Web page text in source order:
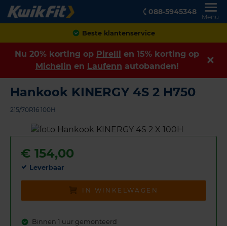
088-5945348
Menu
Achteraf betalen
Nu 20% korting op Pirelli en 15% korting op
Michelin en Laufenn autobanden!
Hankook KINERGY 4S 2 H750
215/70R16 100H
€ 154,00
Leverbaar
IN WINKELWAGEN
Binnen 1 uur gemonteerd